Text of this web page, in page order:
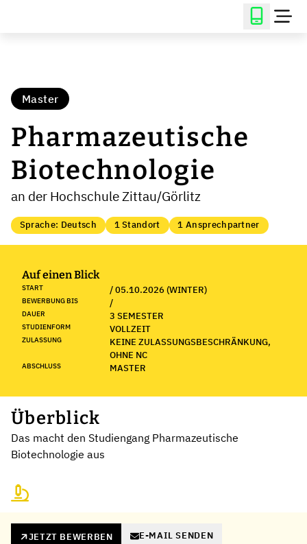
Master
Pharmazeutische
Biotechnologie
an der Hochschule Zittau/Görlitz
Sprache: Deutsch 1 Standort 1 Ansprechpartner
Auf einen Blick
START / 05.10.2026 (WINTER)
BEWERBUNG BIS /
DAUER 3 SEMESTER
STUDIENFORM VOLLZEIT
ZULASSUNG
KEINE ZULASSUNGSBESCHRÄNKUNG,
OHNE NC
ABSCHLUSS MASTER
Überblick
Das macht den Studiengang Pharmazeutische
Biotechnologie aus
JETZT BEWERBEN E-MAIL SENDEN